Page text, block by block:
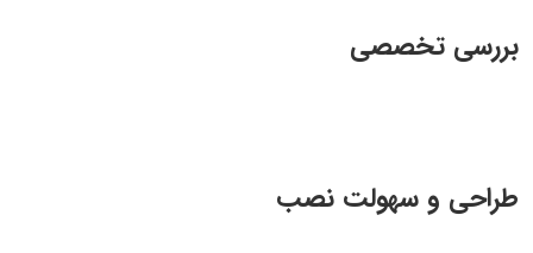
بررسی تخصصی
طراحی و سهولت نصب